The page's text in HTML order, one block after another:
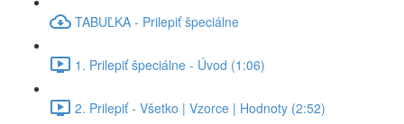
TABUĽKA - Prilepiť špeciálne
1. Prilepiť špeciálne - Úvod (1:06)
2. Prilepiť - Všetko | Vzorce | Hodnoty (2:52)